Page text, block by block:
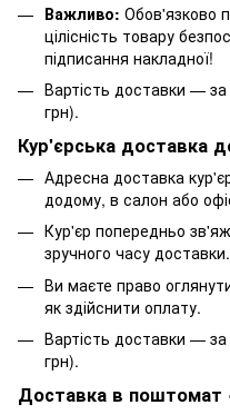
Важливо: Обов'язково
цілісність товару
підписання накладної!
Вартість доставки —
грн).
Кур'єрська доставка
Адресна доставка
додому, в салон або
Кур'єр попередньо
зручного часу доставки.
Ви маєте право
як здійснити оплату.
Вартість доставки —
грн).
Доставка в поштомат